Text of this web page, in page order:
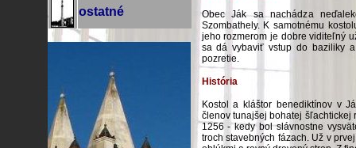
ostatné
Obec Ják sa nachádza
Szombathely. K samotnému
jeho rozmerom je dobre viditeľný
sa dá vybaviť vstup do baziliky
pozretie.
História
Kostol a kláštor benediktínov v
členov tunajšej bohatej šľachtickej
1256 - kedy bol slávnostne
troch stavebných fázach. Už v